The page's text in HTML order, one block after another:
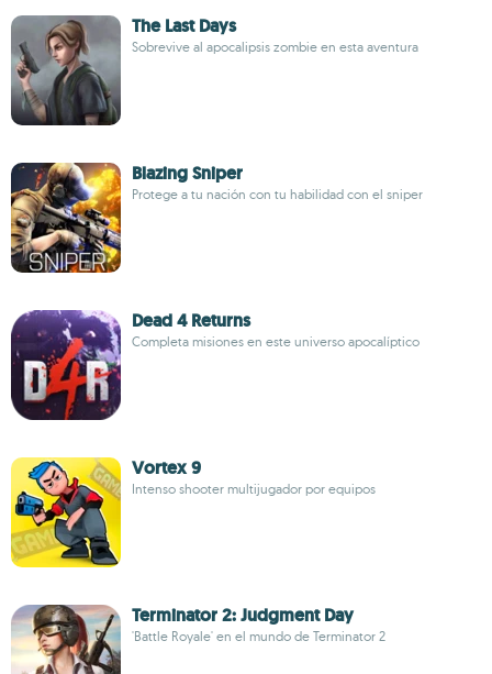
The Last Days
Sobrevive al apocalipsis zombie en esta aventura
Blazing Sniper
Protege a tu nación con tu habilidad con el sniper
Dead 4 Returns
Completa misiones en este universo apocalíptico
Vortex 9
Intenso shooter multijugador por equipos
Terminator 2: Judgment Day
'Battle Royale' en el mundo de Terminator 2